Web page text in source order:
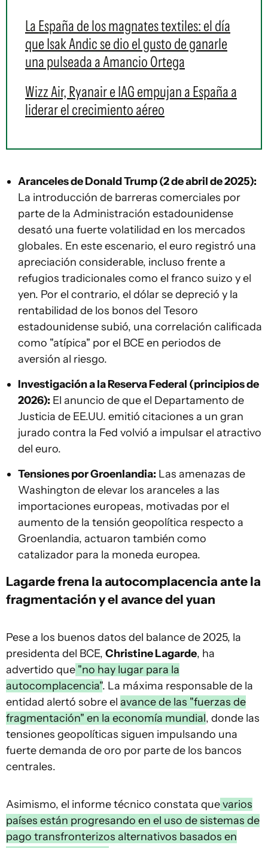
La España de los magnates textiles: el día
que Isak Andic se dio el gusto de ganarle
una pulseada a Amancio Ortega
Wizz Air, Ryanair e IAG empujan a España a
liderar el crecimiento aéreo
Aranceles de Donald Trump (2 de abril de 2025):
La introducción de barreras comerciales por
parte de la Administración estadounidense
desató una fuerte volatilidad en los mercados
globales. En este escenario, el euro registró una
apreciación considerable, incluso frente a
refugios tradicionales como el franco suizo y el
yen. Por el contrario, el dólar se depreció y la
rentabilidad de los bonos del Tesoro
estadounidense subió, una correlación calificada
como "atípica" por el BCE en periodos de
aversión al riesgo.
Investigación a la Reserva Federal (principios de
2026): El anuncio de que el Departamento de
Justicia de EE.UU. emitió citaciones a un gran
jurado contra la Fed volvió a impulsar el atractivo
del euro.
Tensiones por Groenlandia: Las amenazas de
Washington de elevar los aranceles a las
importaciones europeas, motivadas por el
aumento de la tensión geopolítica respecto a
Groenlandia, actuaron también como
catalizador para la moneda europea.
Lagarde frena la autocomplacencia ante la
fragmentación y el avance del yuan
Pese a los buenos datos del balance de 2025, la
presidenta del BCE, Christine Lagarde, ha
advertido que "no hay lugar para la
autocomplacencia". La máxima responsable de la
entidad alertó sobre el avance de las "fuerzas de
fragmentación" en la economía mundial, donde las
tensiones geopolíticas siguen impulsando una
fuerte demanda de oro por parte de los bancos
centrales.
Asimismo, el informe técnico constata quevarios
países están progresando en el uso de sistemas de
pago transfronterizos alternativos basados en